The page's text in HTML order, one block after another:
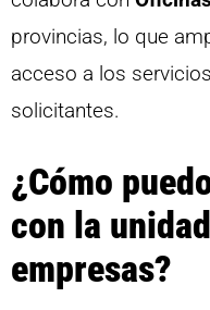
provincias, lo que
acceso a los
solicitantes.
¿Cómo
con la
empresas?